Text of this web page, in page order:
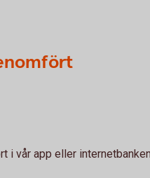
i vår app eller